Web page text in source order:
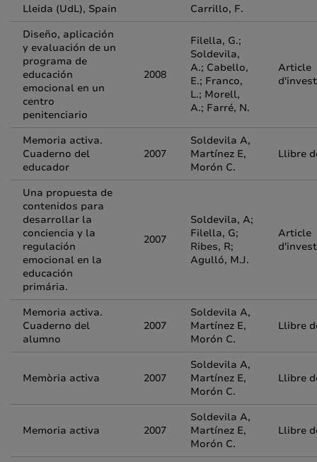
Lleida (UdL), Spain
Carrillo, F.
Diseño, aplicación
y evaluación de un
programa de
educación
emocional en un
centro
penitenciario
2008
Filella, G.;
Soldevila,
A.; Cabello,
E.; Franco,
L.; Morell,
A.; Farré, N.
Article
Memoria activa.
Cuaderno del
educador
2007
Soldevila A,
Martínez E,
Morón C.
Llibre
Una propuesta de
contenidos para
desarrollar la
conciencia y la
regulación
emocional en la
educación
primária.
2007
Soldevila, A;
Filella, G;
Ribes, R;
Agulló, M.J.
Article
Memoria activa.
Cuaderno del
alumno
2007
Soldevila A,
Martínez E,
Morón C.
Llibre
Memòria activa 2007
Soldevila A,
Martínez E,
Morón C.
Llibre
Memoria activa 2007
Soldevila A,
Martínez E,
Morón C.
Llibre